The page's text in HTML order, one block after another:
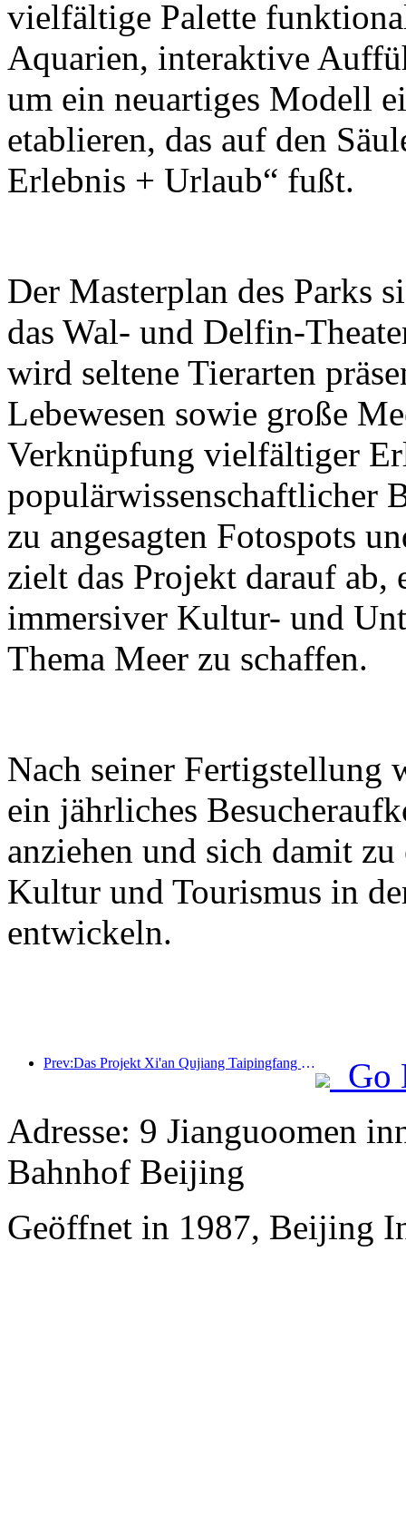
vielfältige Palette
Aquarien, interaktive
um ein neuartiges Modell
etablieren, das auf den
Erlebnis + Urlaub“ fußt.
Der Masterplan des Parks
das Wal- und Delfin-
wird seltene Tierarten
Lebewesen sowie große
Verknüpfung vielfältiger
populärwissenschaftlicher
zu angesagten Fotospots
zielt das Projekt darauf
immersiver Kultur- und
Thema Meer zu schaffen.
Nach seiner Fertigstellung
ein jährliches
anziehen und sich damit
Kultur und Tourismus in
entwickeln.
Prev:Das Projekt Xi'an Qujiang Taipingfang hat offiziell mit dem Bau begonnen; die Gesamtbaufläche beträgt 137.000 Quadratmeter.
Go
Adresse: 9 Jianguoomen
Bahnhof Beijing
Geöffnet in 1987, Beijing